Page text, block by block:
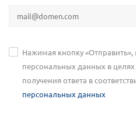
Нажимая кнопку «Отправить»,
персональных данных в
получения ответа в
персональных данных